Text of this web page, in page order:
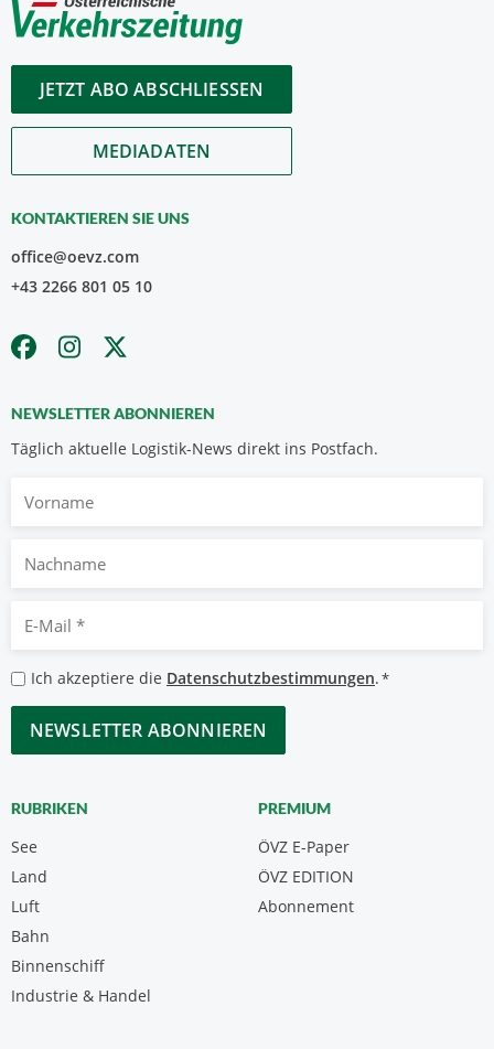
JETZT ABO ABSCHLIESSEN
MEDIADATEN
KONTAKTIEREN SIE UNS
office@oevz.com
+43 2266 801 05 10
NEWSLETTER ABONNIEREN
Täglich aktuelle Logistik-News direkt ins Postfach.
Nachname
Mail
*
Datenschutzbestimmungen
*
Ich akzeptiere die Datenschutzbestimmungen.*
CAPTCHA
RUBRIKEN
See
Land
Luft
Bahn
Binnenschiff
Industrie & Handel
PREMIUM
ÖVZ E-Paper
Abonnement
ÖVZ EDITION